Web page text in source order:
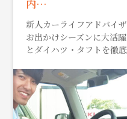
内…
新人カーライフアドバイ
お出かけシーズンに大活
とダイハツ・タフトを徹